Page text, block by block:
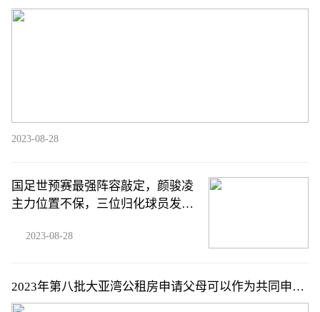
2023-08-28
国足世预赛最强阵容敲定，颜骏凌
主力位置不保，三位归化球员发挥
2023-08-28
2023年第八批大亚湾公租房申请父母可以作为共同申请
人吗